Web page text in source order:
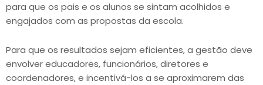
para que os pais e os alunos se sintam acolhidos e
engajados com as propostas da escola.
Para que os resultados sejam eficientes, a gestão deve
envolver educadores, funcionários, diretores e
coordenadores, e incentivá-los a se aproximarem das